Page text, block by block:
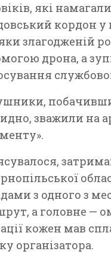
які
кордон у
злагодженій
дрона, а
побачивши
зважили на
з одного з
а головне —
кожен мав
організатора.